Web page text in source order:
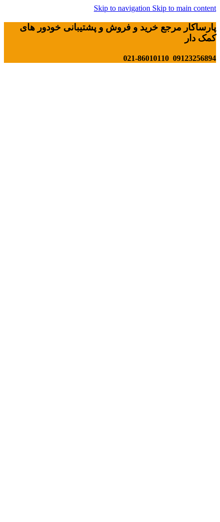
Skip to navigation Skip to main content
پارساکار مرجع خرید و فروش و پشتیبانی خودور های
کمک دار
09123256894 021-86010110